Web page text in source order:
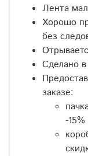
Лента
Хорошо
без
Сделано
заказе:
-15%